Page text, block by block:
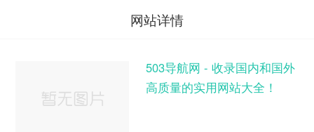
网站详情
503导航网 - 收录国内和国外
高质量的实用网站大全！